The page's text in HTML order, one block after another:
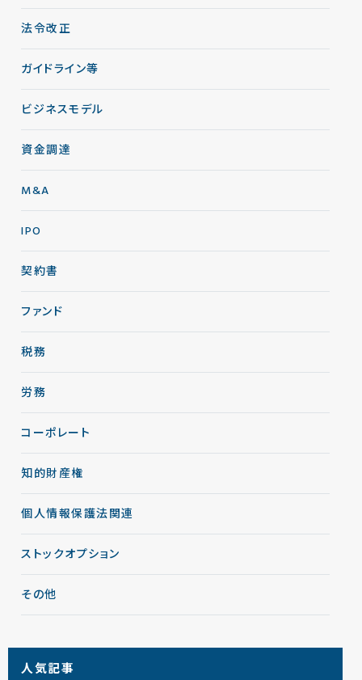
法令改正
ガイドライン等
ビジネスモデル
資金調達
M&A
IPO
契約書
ファンド
税務
労務
コーポレート
知的財産権
個人情報保護法関連
ストックオプション
その他
人気記事